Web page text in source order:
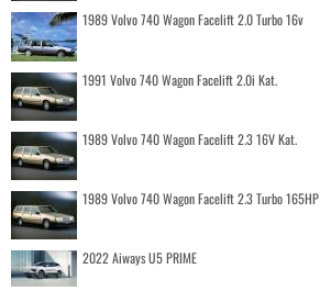
1989 Volvo 740 Wagon Facelift 2.0 Turbo 16v
1991 Volvo 740 Wagon Facelift 2.0i Kat.
1989 Volvo 740 Wagon Facelift 2.3 16V Kat.
1989 Volvo 740 Wagon Facelift 2.3 Turbo 165HP
2022 Aiways U5 PRIME